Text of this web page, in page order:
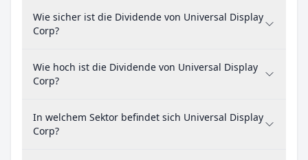
Wie sicher ist die Dividende von Universal Display
Corp?
Wie hoch ist die Dividende von Universal Display
Corp?
In welchem Sektor befindet sich Universal Display
Corp?